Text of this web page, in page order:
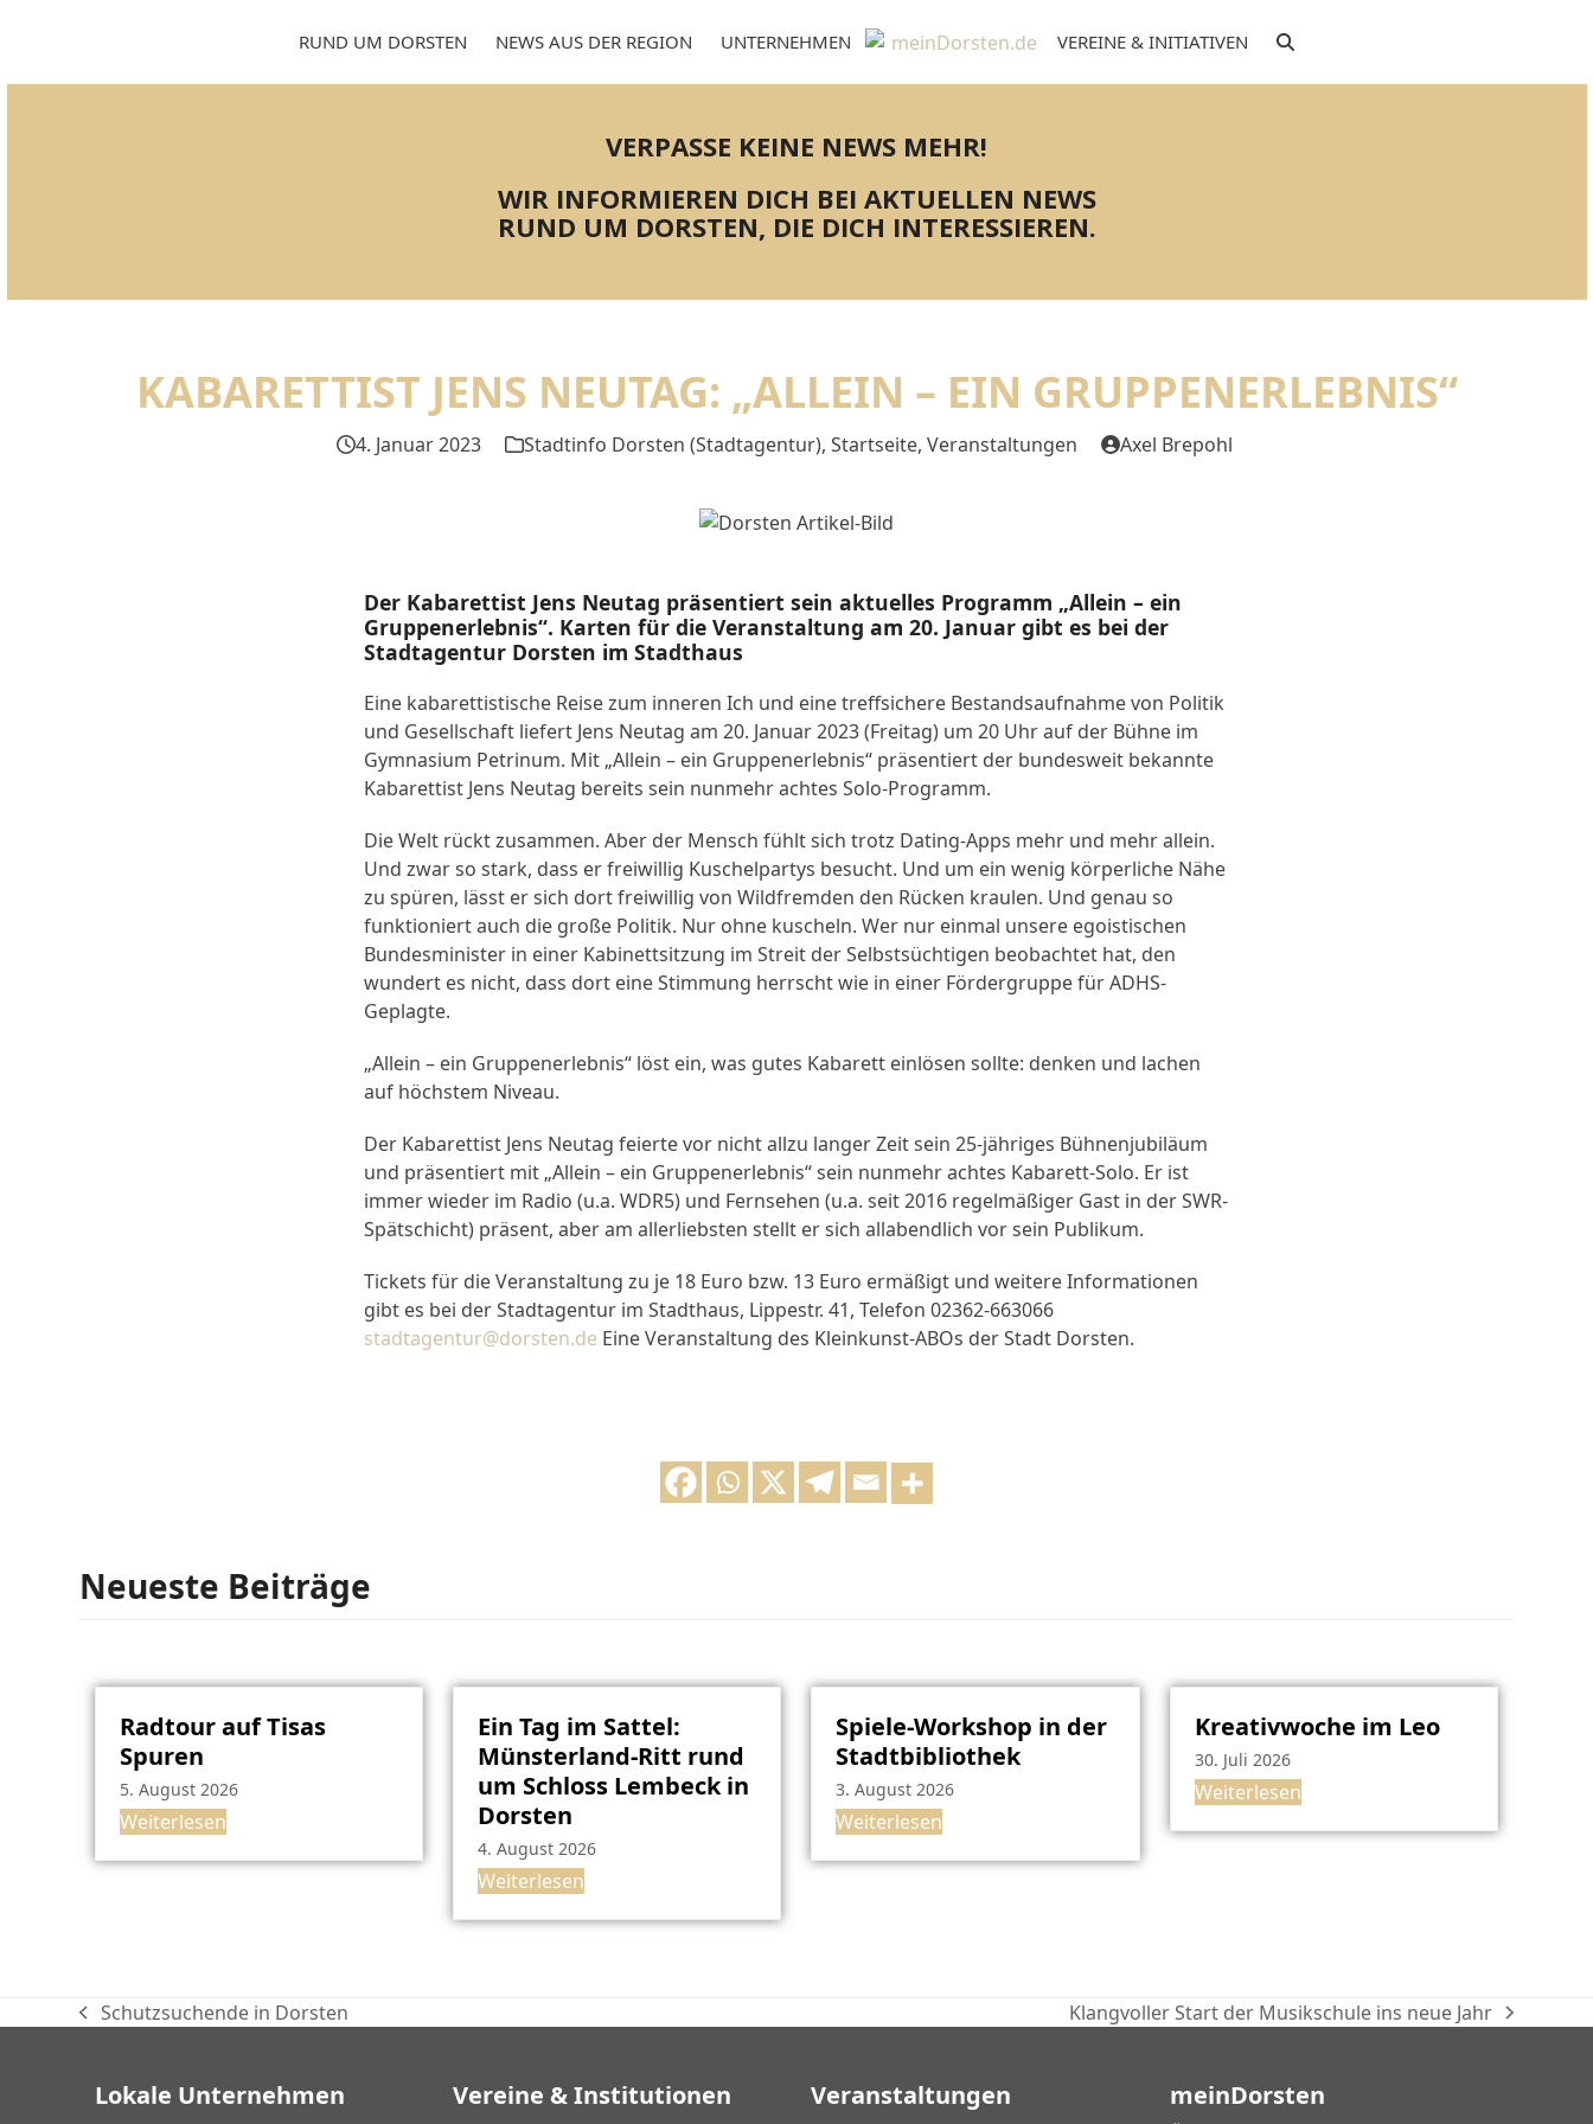
RUND UM DORSTEN NEWS AUS DER REGION UNTERNEHMEN VEREINE & INITIATIVEN
VERPASSE KEINE NEWS MEHR!
WIR INFORMIEREN DICH BEI AKTUELLEN NEWS
RUND UM DORSTEN, DIE DICH INTERESSIEREN.
KABARETTIST JENS NEUTAG: „ALLEIN – EIN GRUPPENERLEBNIS“
4. Januar 2023 Stadtinfo Dorsten (Stadtagentur), Startseite, Veranstaltungen Axel Brepohl
Der Kabarettist Jens Neutag präsentiert sein aktuelles Programm „Allein – ein
Gruppenerlebnis“. Karten für die Veranstaltung am 20. Januar gibt es bei der
Stadtagentur Dorsten im Stadthaus
Eine kabarettistische Reise zum inneren Ich und eine treffsichere Bestandsaufnahme von Politik
und Gesellschaft liefert Jens Neutag am 20. Januar 2023 (Freitag) um 20 Uhr auf der Bühne im
Gymnasium Petrinum. Mit „Allein – ein Gruppenerlebnis“ präsentiert der bundesweit bekannte
Kabarettist Jens Neutag bereits sein nunmehr achtes Solo-Programm.
Die Welt rückt zusammen. Aber der Mensch fühlt sich trotz Dating-Apps mehr und mehr allein.
Und zwar so stark, dass er freiwillig Kuschelpartys besucht. Und um ein wenig körperliche Nähe
zu spüren, lässt er sich dort freiwillig von Wildfremden den Rücken kraulen. Und genau so
funktioniert auch die große Politik. Nur ohne kuscheln. Wer nur einmal unsere egoistischen
Bundesminister in einer Kabinettsitzung im Streit der Selbstsüchtigen beobachtet hat, den
wundert es nicht, dass dort eine Stimmung herrscht wie in einer Fördergruppe für ADHS-
Geplagte.
„Allein – ein Gruppenerlebnis“ löst ein, was gutes Kabarett einlösen sollte: denken und lachen
auf höchstem Niveau.
Der Kabarettist Jens Neutag feierte vor nicht allzu langer Zeit sein 25-jähriges Bühnenjubiläum
und präsentiert mit „Allein – ein Gruppenerlebnis“ sein nunmehr achtes Kabarett-Solo. Er ist
immer wieder im Radio (u.a. WDR5) und Fernsehen (u.a. seit 2016 regelmäßiger Gast in der SWR-
Spätschicht) präsent, aber am allerliebsten stellt er sich allabendlich vor sein Publikum.
Tickets für die Veranstaltung zu je 18 Euro bzw. 13 Euro ermäßigt und weitere Informationen
gibt es bei der Stadtagentur im Stadthaus, Lippestr. 41, Telefon 02362-663066
stadtagentur@dorsten.de Eine Veranstaltung des Kleinkunst-ABOs der Stadt Dorsten.
Neueste Beiträge
Radtour auf Tisas
Spuren
5. August 2026
Weiterlesen
Ein Tag im Sattel:
Münsterland-Ritt rund
um Schloss Lembeck in
Dorsten
4. August 2026
Weiterlesen
Spiele-Workshop in der
Stadtbibliothek
3. August 2026
Weiterlesen
Kreativwoche im Leo
30. Juli 2026
Weiterlesen
vorheriger
Schutzsuchende in Dorsten
Nächster
Klangvoller Start der Musikschule ins neue Jahr
Lokale Unternehmen Vereine & Institutionen Veranstaltungen meinDorsten